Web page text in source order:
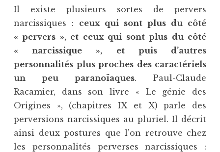
Il existe plusieurs sortes de pervers
narcissiques : ceux qui sont plus du côté
« pervers », et ceux qui sont plus du côté
« narcissique », et puis d’autres
personnalités plus proches des caractériels
un peu paranoïaques. Paul-Claude
Racamier, dans son livre « Le génie des
Origines », (chapitres IX et X) parle des
perversions narcissiques au pluriel. Il décrit
ainsi deux postures que l’on retrouve chez
les personnalités perverses narcissiques :